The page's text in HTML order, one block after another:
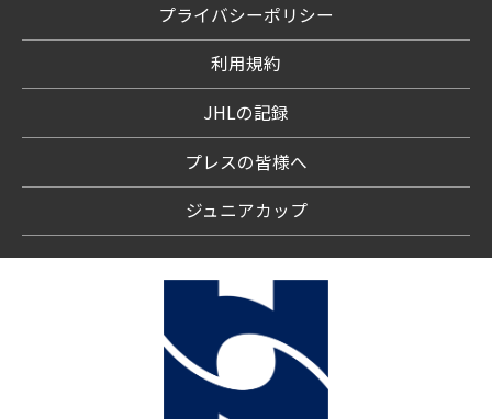
プライバシーポリシー
利用規約
JHLの記録
プレスの皆様へ
ジュニアカップ